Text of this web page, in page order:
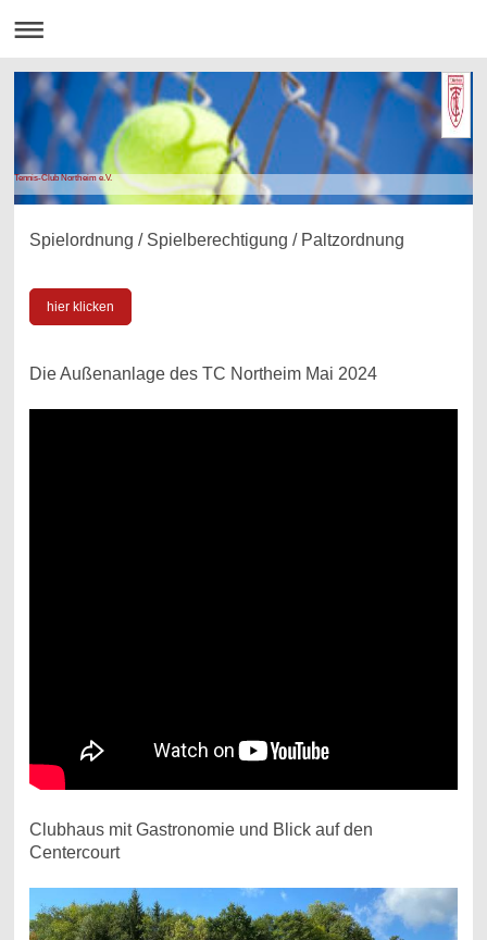
Tennis-Club Northeim e.V.
Spielordnung / Spielberechtigung / Paltzordnung
hier klicken
Die Außenanlage des TC Northeim Mai 2024
Clubhaus mit Gastronomie und Blick auf den
Centercourt